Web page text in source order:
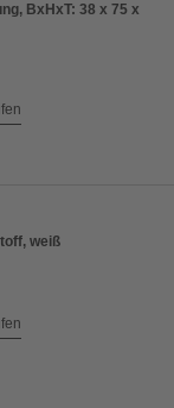
BxHxT: 38 x 75 x
weiß